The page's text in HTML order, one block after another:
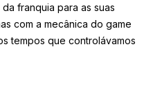
franquia para as suas
com a mecânica do game
tempos que controlávamos